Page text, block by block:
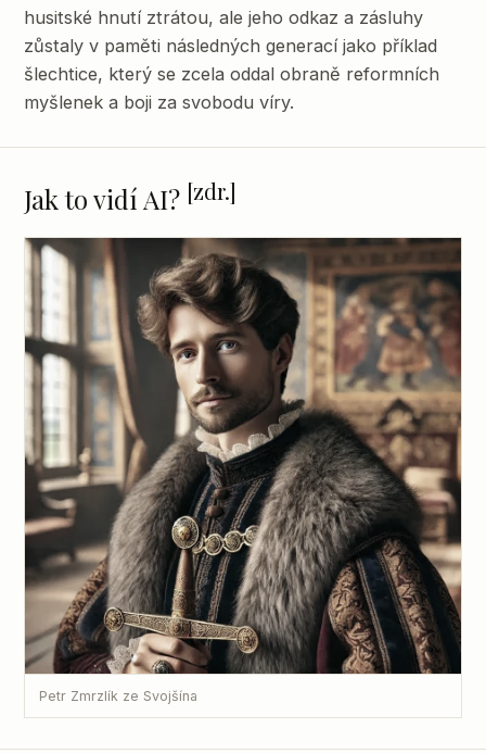
husitské hnutí ztrátou, ale jeho odkaz a zásluhy
zůstaly v paměti následných generací jako příklad
šlechtice, který se zcela oddal obraně reformních
myšlenek a boji za svobodu víry.
Jak to vidí AI? [zdr.]
Petr Zmrzlík ze Svojšína